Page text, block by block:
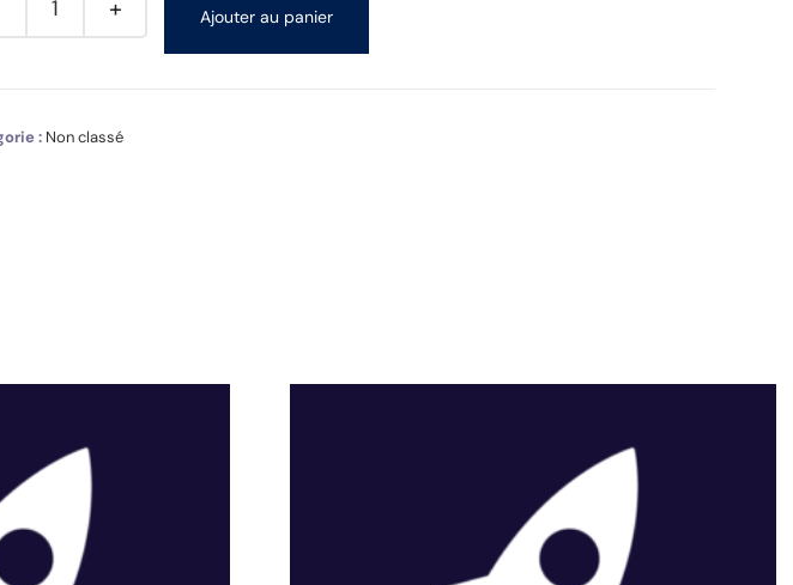
Ajouter au panier
: Non classé